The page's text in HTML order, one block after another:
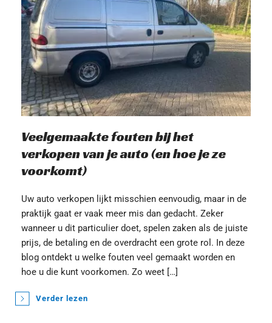
Veelgemaakte fouten bij het
verkopen van je auto (en hoe je ze
voorkomt)
Uw auto verkopen lijkt misschien eenvoudig, maar in de
praktijk gaat er vaak meer mis dan gedacht. Zeker
wanneer u dit particulier doet, spelen zaken als de juiste
prijs, de betaling en de overdracht een grote rol. In deze
blog ontdekt u welke fouten veel gemaakt worden en
hoe u die kunt voorkomen. Zo weet […]
Verder lezen